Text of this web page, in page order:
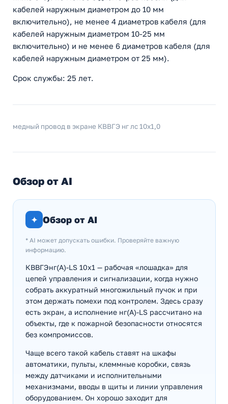
кабелей наружным диаметром до 10 мм
включительно), не менее 4 диаметров кабеля (для
кабелей наружным диаметром 10-25 мм
включительно) и не менее 6 диаметров кабеля (для
кабелей наружным диаметром от 25 мм).
Срок службы: 25 лет.
медный провод в экране КВВГЭ нг лс 10x1,0
Обзор от AI
✦ Обзор от AI
* AI может допускать ошибки. Проверяйте важную
информацию.
КВВГЭнг(А)-LS 10х1 — рабочая «лошадка» для
цепей управления и сигнализации, когда нужно
собрать аккуратный многожильный пучок и при
этом держать помехи под контролем. Здесь сразу
есть экран, а исполнение нг(А)-LS рассчитано на
объекты, где к пожарной безопасности относятся
без компромиссов.
Чаще всего такой кабель ставят на шкафы
автоматики, пульты, клеммные коробки, связь
между датчиками и исполнительными
механизмами, вводы в щиты и линии управления
оборудованием. Он хорошо заходит для